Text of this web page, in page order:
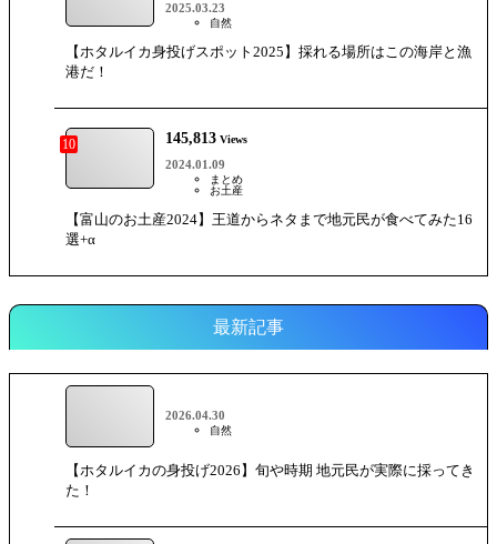
2025.03.23
自然
【ホタルイカ身投げスポット2025】採れる場所はこの海岸と漁
港だ！
10 145,813 Views
2024.01.09
まとめ
お土産
【富山のお土産2024】王道からネタまで地元民が食べてみた16
選+α
最新記事
2026.04.30
自然
【ホタルイカの身投げ2026】旬や時期 地元民が実際に採ってき
た！